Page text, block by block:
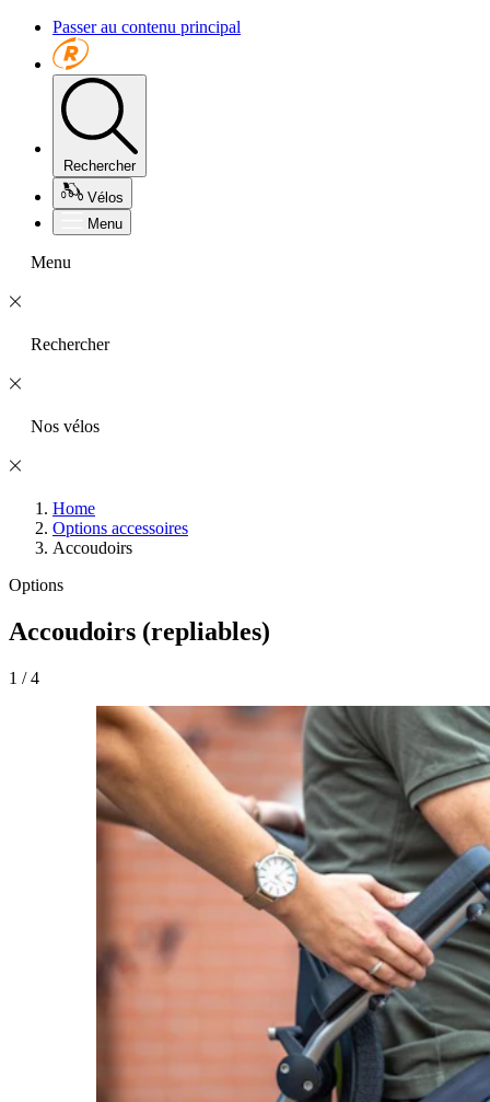
Passer au contenu principal
Rechercher
Vélos
Menu
Menu
Rechercher
Nos vélos
Home
Options accessoires
Accoudoirs
Options
Accoudoirs (repliables)
1 /4